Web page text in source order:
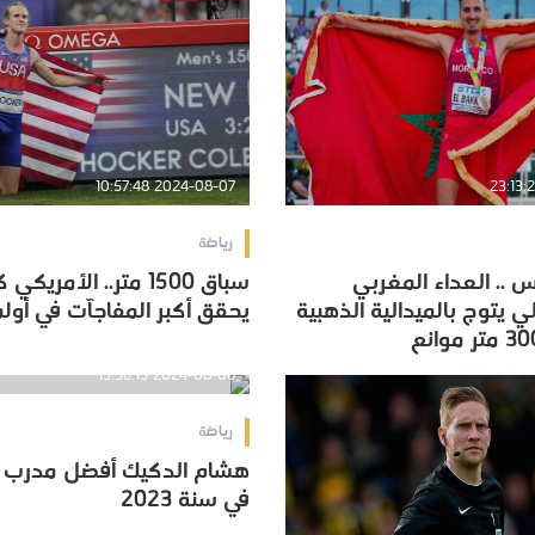
.. العداء المغربي
يتوج بالميدالية الذهبية
.. العداء المغربي
يتوج بالميدالية الذهبية
2024-08-07 10:57:48
رياضة
سباق 1500 متر..
يحقق أكبر المفاجآت في
سباق 1500 متر..
يحقق أكبر المفاجآت في
2024-08-06 15:36:15
رياضة
هشام الدكيك أفضل مدرب
في سنة 2023
هشام الدكيك أفضل مدرب
في سنة 2023